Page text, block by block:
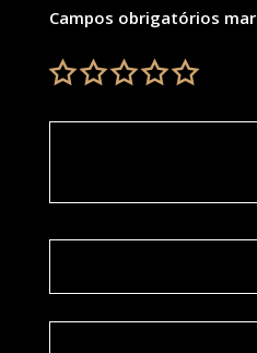
Campos obrigatórios